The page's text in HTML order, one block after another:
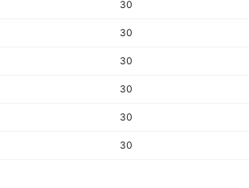
30
30
30
30
30
30